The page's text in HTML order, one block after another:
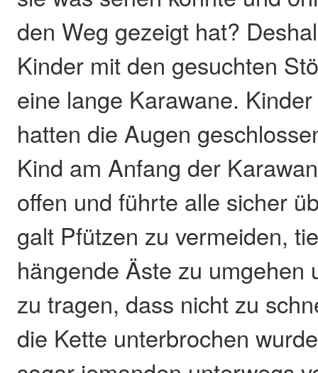
den Weg gezeigt hat?
Kinder mit den gesuchten
eine lange Karawane.
hatten die Augen
Kind am Anfang der
offen und führte alle sicher
galt Pfützen zu vermeiden,
hängende Äste zu umgehen
zu tragen, dass nicht zu
die Kette unterbrochen